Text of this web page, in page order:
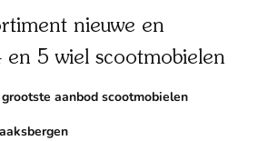
Winkels
nieuwe en
en 5 wiel scootmobielen
aanbod scootmobielen